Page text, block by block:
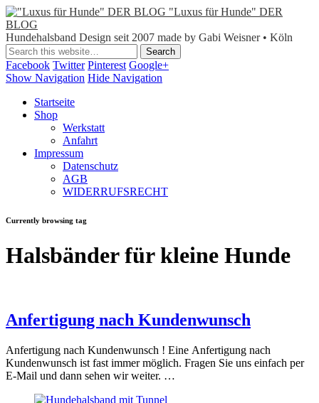
"Luxus für Hunde" DER
BLOG
Hundehalsband Design seit 2007 made by Gabi Weisner • Köln
Facebook Twitter Pinterest Google+
Show Navigation Hide Navigation
Startseite
Shop
Werkstatt
Anfahrt
Impressum
Datenschutz
AGB
WIDERRUFSRECHT
Currently browsing tag
Halsbänder für kleine Hunde
Anfertigung nach Kundenwunsch
Anfertigung nach Kundenwunsch ! Eine Anfertigung nach
Kundenwunsch ist fast immer möglich. Fragen Sie uns einfach per
E-Mail und dann sehen wir weiter. …